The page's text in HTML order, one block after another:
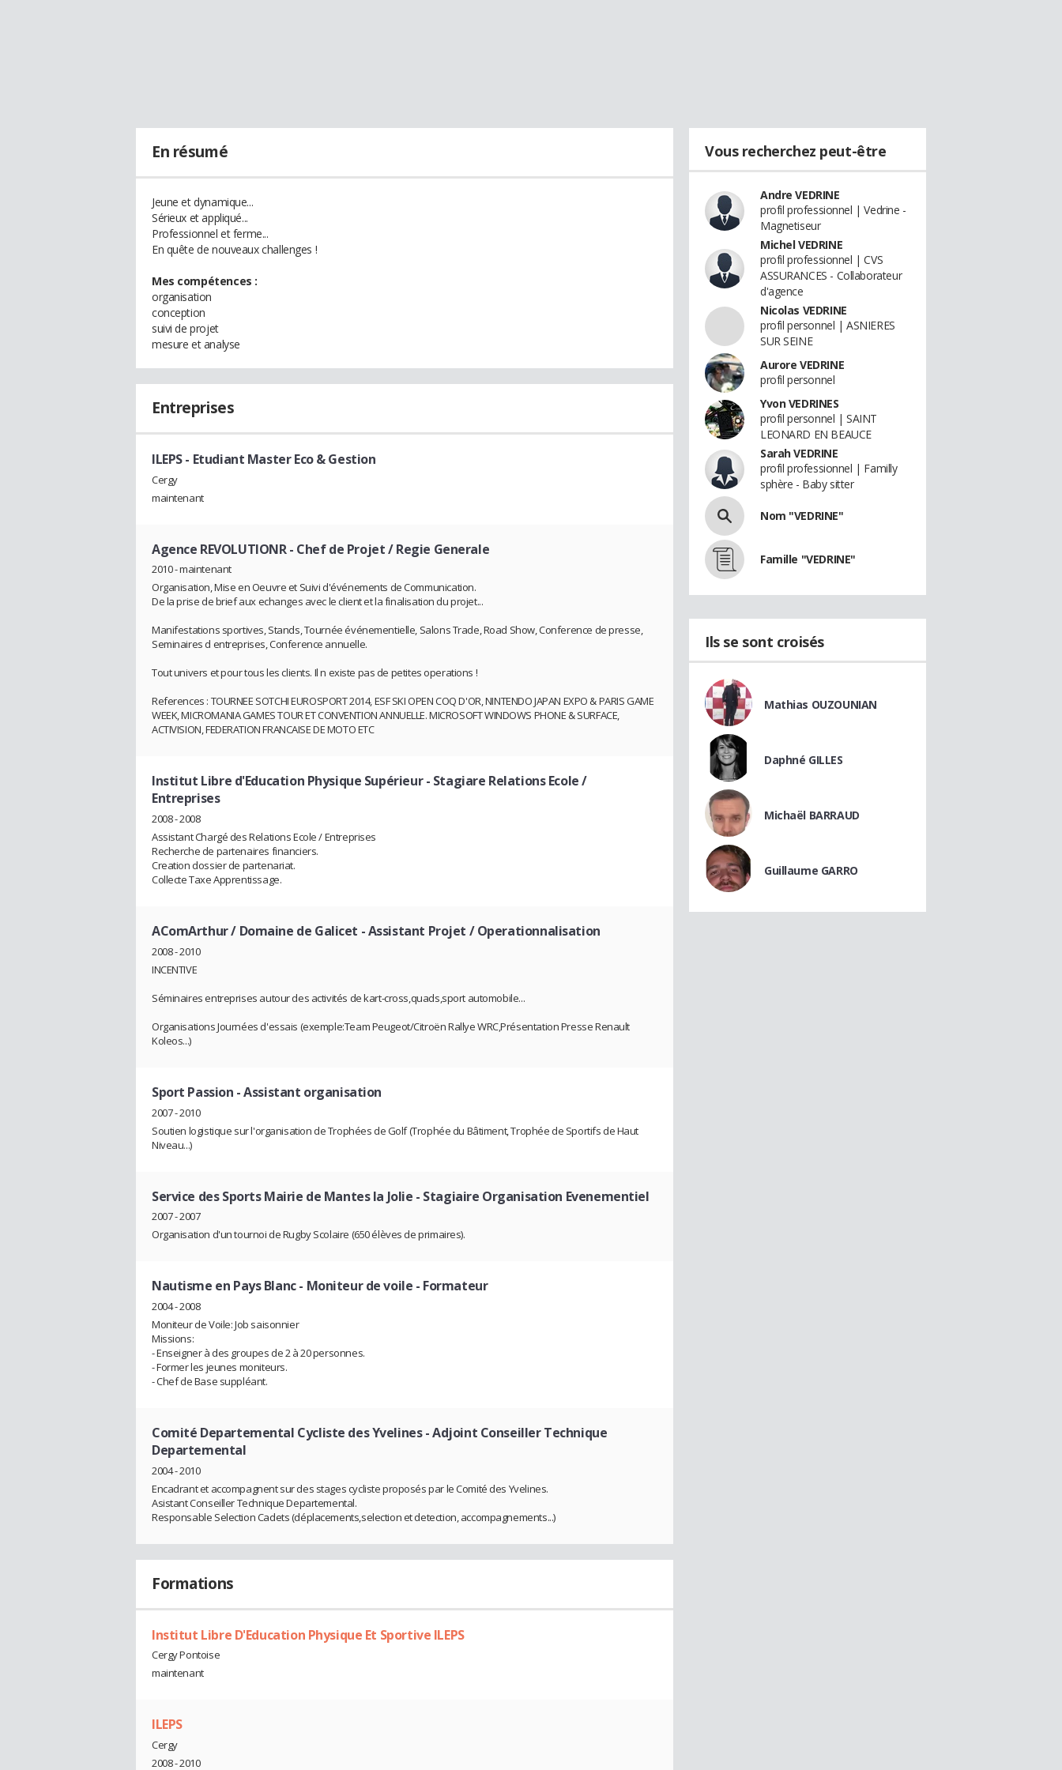
En résumé
Jeune et dynamique...
Sérieux et appliqué...
Professionnel et ferme...
En quête de nouveaux challenges !
Mes compétences :
organisation
conception
suivi de projet
mesure et analyse
Entreprises
ILEPS- Etudiant Master Eco & Gestion
Cergy
maintenant
Agence REVOLUTIONR- Chef de Projet / Regie Generale
2010 - maintenant
Organisation, Mise en Oeuvre et Suivi d'événements de Communication.
De la prise de brief aux echanges avec le client et la finalisation du projet...
Manifestations sportives, Stands, Tournée événementielle, Salons Trade, Road Show, Conference de presse,
Seminaires d entreprises, Conference annuelle.
Tout univers et pour tous les clients. Il n existe pas de petites operations !
References : TOURNEE SOTCHI EUROSPORT 2014, ESF SKI OPEN COQ D'OR, NINTENDO JAPAN EXPO & PARIS GAME
WEEK, MICROMANIA GAMES TOUR ET CONVENTION ANNUELLE. MICROSOFT WINDOWS PHONE & SURFACE,
ACTIVISION, FEDERATION FRANCAISE DE MOTO ETC
Institut Libre d'Education Physique Supérieur- Stagiare Relations Ecole /
Entreprises
2008 - 2008
Assistant Chargé des Relations Ecole / Entreprises
Recherche de partenaires financiers.
Creation dossier de partenariat.
Collecte Taxe Apprentissage.
AComArthur / Domaine de Galicet - Assistant Projet / Operationnalisation
2008 - 2010
INCENTIVE
Séminaires entreprises autour des activités de kart-cross,quads,sport automobile...
Organisations Journées d'essais (exemple:Team Peugeot/Citroën Rallye WRC,Présentation Presse Renault
Koleos...)
Sport Passion - Assistant organisation
2007 - 2010
Soutien logistique sur l'organisation de Trophées de Golf (Trophée du Bâtiment, Trophée de Sportifs de Haut
Niveau...)
Service des Sports Mairie de Mantes la Jolie - Stagiaire Organisation Evenementiel
2007 - 2007
Organisation d'un tournoi de Rugby Scolaire (650 élèves de primaires).
Nautisme en Pays Blanc- Moniteur de voile - Formateur
2004 - 2008
Moniteur de Voile: Job saisonnier
Missions:
- Enseigner à des groupes de 2 à 20 personnes.
- Former les jeunes moniteurs.
- Chef de Base suppléant.
Comité Departemental Cycliste des Yvelines- Adjoint Conseiller Technique
Departemental
2004 - 2010
Encadrant et accompagnent sur des stages cycliste proposés par le Comité des Yvelines.
Asistant Conseiller Technique Departemental.
Responsable Selection Cadets (déplacements,selection et detection, accompagnements...)
Formations
Institut Libre D'Education Physique Et Sportive ILEPS
Cergy Pontoise
maintenant
ILEPS
Cergy
2008 - 2010
Vous recherchez peut-être
Andre VEDRINE
profil professionnel | Vedrine -
Magnetiseur
Michel VEDRINE
profil professionnel | CVS
ASSURANCES - Collaborateur
d'agence
Nicolas VEDRINE
profil personnel | ASNIERES
SUR SEINE
Aurore VEDRINE
profil personnel
Yvon VEDRINES
profil personnel | SAINT
LEONARD EN BEAUCE
Sarah VEDRINE
profil professionnel | Familly
sphère - Baby sitter
Nom "VEDRINE"
Famille "VEDRINE"
Ils se sont croisés
Mathias OUZOUNIAN
Daphné GILLES
Michaël BARRAUD
Guillaume GARRO